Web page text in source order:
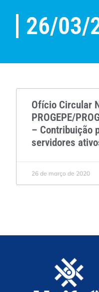
26/03/
Ofício Circular
PROGEPE/
– Contribuição
servidores
26 de março de 2020